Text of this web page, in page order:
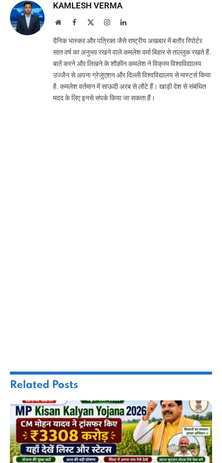
KAMLESH VERMA
WebsiteFacebook InstagramLinkedIn
दैनिक भास्कर और पत्रिका जैसे राष्ट्रीय अखबार में बतौर रिपोर्टर
सात वर्ष का अनुभव रखने वाले कमलेश वर्मा बिहार से ताल्लुक रखते हैं.
बातें करने और लिखने के शौक़ीन कमलेश ने विक्रम विश्वविद्यालय
उज्जैन से अपना ग्रेजुएशन और दिल्ली विश्वविद्यालय से मास्टर्स किया
है. कमलेश वर्तमान में साऊदी अरब से लौटे हैं। खाड़ी देश से संबंधित
मदद के लिए इनसे संपर्क किया जा सकता हैं।
Related Posts